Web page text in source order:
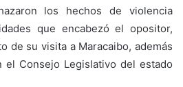
los hechos de violencia
que encabezó el opositor,
de su visita a Maracaibo, además
Consejo Legislativo del estado